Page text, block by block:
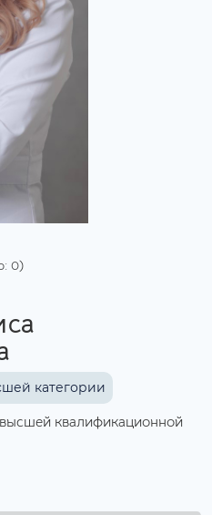
0)
категории
квалификационной